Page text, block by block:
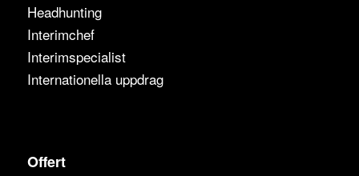
Headhunting
Interimchef
Interimspecialist
Internationella uppdrag
Offert